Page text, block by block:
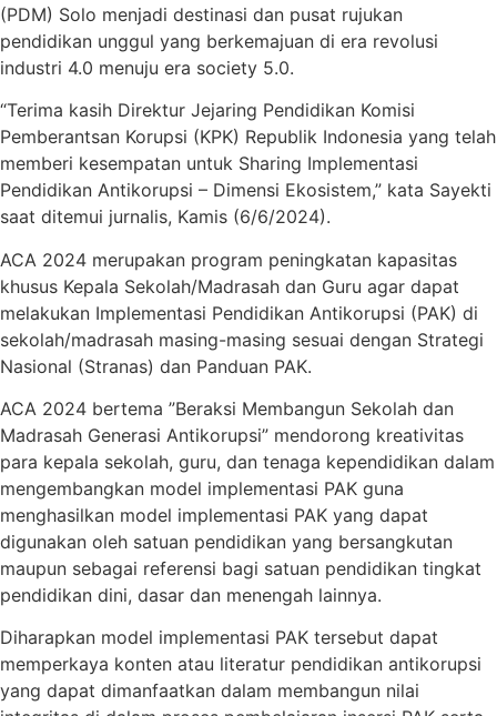
(PDM) Solo menjadi destinasi dan pusat rujukan
pendidikan unggul yang berkemajuan di era revolusi
industri 4.0 menuju era society 5.0.
“Terima kasih Direktur Jejaring Pendidikan Komisi
Pemberantsan Korupsi (KPK) Republik Indonesia yang telah
memberi kesempatan untuk Sharing Implementasi
Pendidikan Antikorupsi – Dimensi Ekosistem,” kata Sayekti
saat ditemui jurnalis, Kamis (6/6/2024).
ACA 2024 merupakan program peningkatan kapasitas
khusus Kepala Sekolah/Madrasah dan Guru agar dapat
melakukan Implementasi Pendidikan Antikorupsi (PAK) di
sekolah/madrasah masing-masing sesuai dengan Strategi
Nasional (Stranas) dan Panduan PAK.
ACA 2024 bertema ”Beraksi Membangun Sekolah dan
Madrasah Generasi Antikorupsi” mendorong kreativitas
para kepala sekolah, guru, dan tenaga kependidikan dalam
mengembangkan model implementasi PAK guna
menghasilkan model implementasi PAK yang dapat
digunakan oleh satuan pendidikan yang bersangkutan
maupun sebagai referensi bagi satuan pendidikan tingkat
pendidikan dini, dasar dan menengah lainnya.
Diharapkan model implementasi PAK tersebut dapat
memperkaya konten atau literatur pendidikan antikorupsi
yang dapat dimanfaatkan dalam membangun nilai